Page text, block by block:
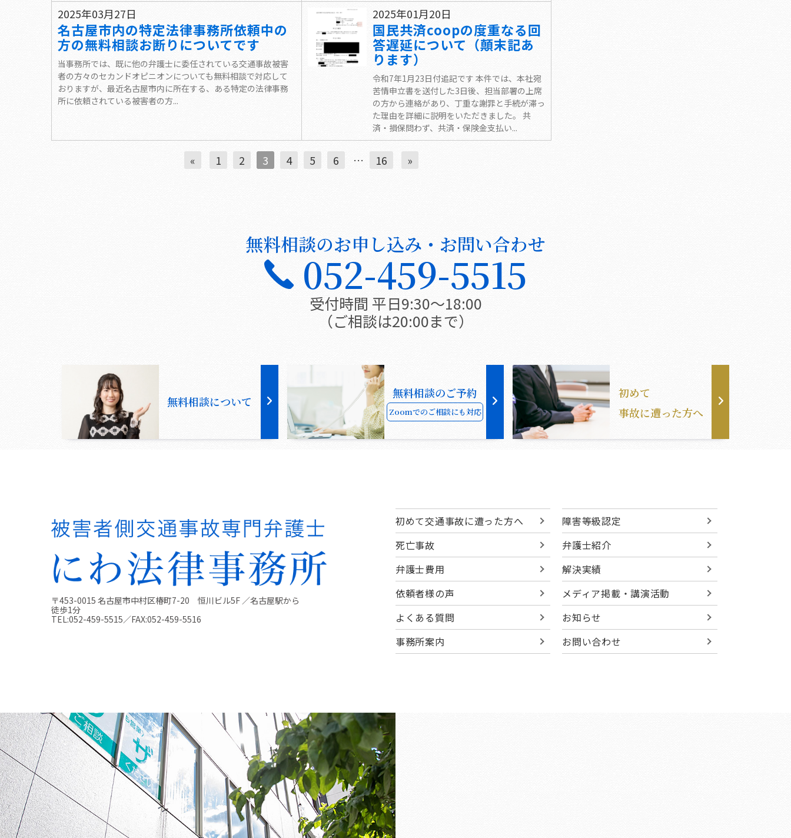
2025年03月27日
名古屋市内の特定法律事務所依頼中の
方の無料相談お断りについてです
当事務所では、既に他の弁護士に委任されている交通事故被害
者の方々のセカンドオピニオンについても無料相談で対応して
おりますが、最近名古屋市内に所在する、ある特定の法律事務
所に依頼されている被害者の方...
2025年01月20日
国民共済coopの度重なる回
答遅延について（顛末記あ
ります）
令和7年1月23日付追記です 本件では、本社宛
苦情申立書を送付した3日後、担当部署の上席
の方から連絡があり、丁重な謝罪と手続が滞っ
た理由を詳細に説明をいただきました。 共
済・損保問わず、共済・保険金支払い...
« 1 2 3 4 5 6 … 16 »
無料相談のお申し込み・お問い合わせ
052-459-5515
受付時間 平日9:30〜18:00
（ご相談は20:00まで）
無料相談について
無料相談のご予約
Zoomでのご相談にも対応
初めて
事故に遭った方へ
〒453-0015 名古屋市中村区椿町7-20 恒川ビル5F ／名古屋駅から
徒歩1分
TEL:052-459-5515／FAX:052-459-5516
初めて交通事故に遭った方へ
障害等級認定
死亡事故
弁護士紹介
弁護士費用
解決実績
依頼者様の声
メディア掲載・講演活動
よくある質問
お知らせ
事務所案内
お問い合わせ